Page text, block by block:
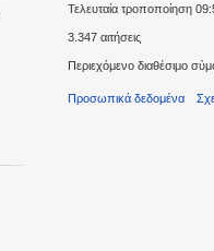
Τελευταία τροποποίηση
3.347 αιτήσεις
Περιεχόμενο διαθέσιμο
Προσωπικά δεδομένα